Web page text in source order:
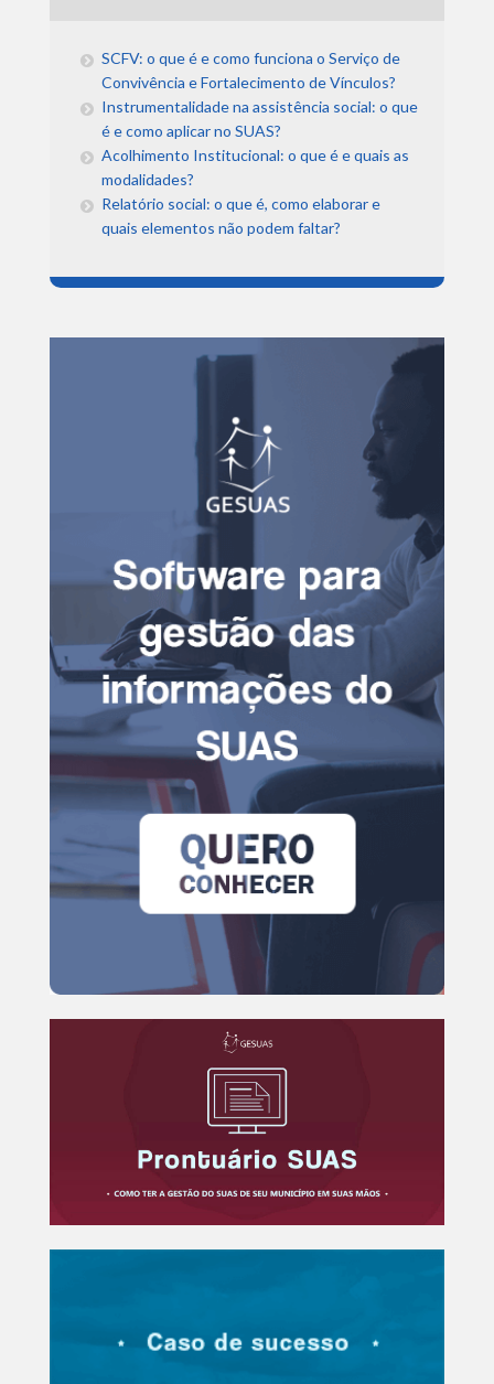
SCFV: o que é e como funciona o Serviço de
Convivência e Fortalecimento de Vínculos?
Instrumentalidade na assistência social: o que
é e como aplicar no SUAS?
Acolhimento Institucional: o que é e quais as
modalidades?
Relatório social: o que é, como elaborar e
quais elementos não podem faltar?